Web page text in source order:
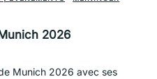
2026
Munich 2026 avec ses